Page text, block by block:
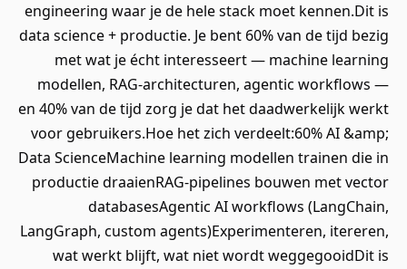
engineering waar je de hele stack moet
data science + productie. Je bent 60% van de
met wat je écht interesseert — machine
modellen, RAG-architecturen, agentic
en 40% van de tijd zorg je dat het
voor gebruikers.Hoe het zich verdeelt:60%
Data ScienceMachine learning modellen
productie draaienRAG-pipelines bouwen
databasesAgentic AI workflows
LangGraph, custom agents)Experimenteren,
wat werkt blijft, wat niet wordt